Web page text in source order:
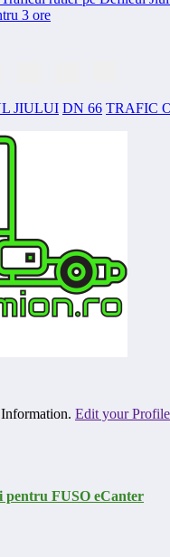
JIULUI DN 66 TRAFIC
Edit your Profile
FUSO eCanter